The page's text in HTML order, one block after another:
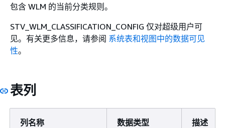
包含 WLM 的当前分类规则。
STV_WLM_CLASSIFICATION_CONFIG 仅对超级用户可
见。有关更多信息，请参阅 系统表和视图中的数据可见
性。
表列
列名称 数据类型 描述